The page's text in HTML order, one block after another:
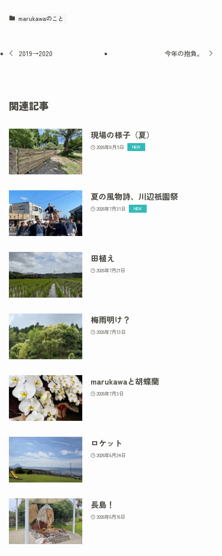
marukawaのこと
2019→2020 今年の抱負。
関連記事
現場の様子（夏）
2026年8月5日
夏の風物詩、川辺祇園祭
2026年7月31日
田植え
2026年7月21日
梅雨明け？
2026年7月13日
marukawaと胡蝶蘭
2026年7月3日
ロケット
2026年6月24日
長島！
2026年6月16日